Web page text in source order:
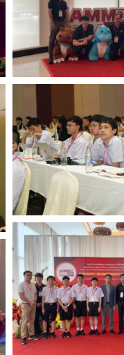
Search
for: